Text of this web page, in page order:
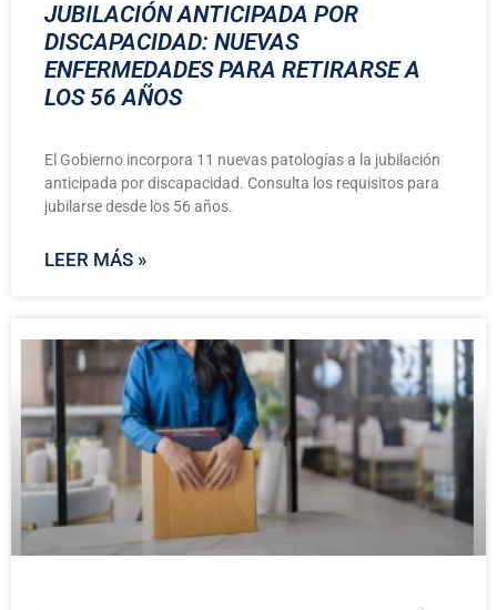
JUBILACIÓN ANTICIPADA POR
DISCAPACIDAD: NUEVAS
ENFERMEDADES PARA RETIRARSE A
LOS 56 AÑOS
El Gobierno incorpora 11 nuevas patologías a la jubilación
anticipada por discapacidad. Consulta los requisitos para
jubilarse desde los 56 años.
LEER MÁS »